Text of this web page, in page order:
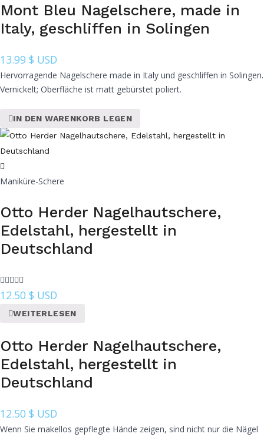
Mont Bleu Nagelschere, made in
Italy, geschliffen in Solingen
13.99 $ USD
Hervorragende Nagelschere made in Italy und geschliffen in Solingen.
Vernickelt; Oberfläche ist matt gebürstet poliert.
IN DEN WARENKORB LEGEN
Maniküre-Schere
Otto Herder Nagelhautschere,
Edelstahl, hergestellt in
Deutschland
12.50 $ USD
WEITERLESEN
Otto Herder Nagelhautschere,
Edelstahl, hergestellt in
Deutschland
12.50 $ USD
Wenn Sie makellos gepflegte Hände zeigen, sind nicht nur die Nägel